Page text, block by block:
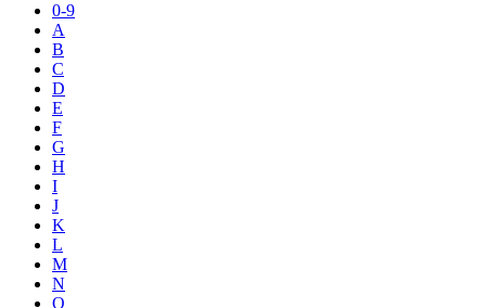
0-9
A
B
C
D
E
F
G
H
I
J
K
L
M
N
O